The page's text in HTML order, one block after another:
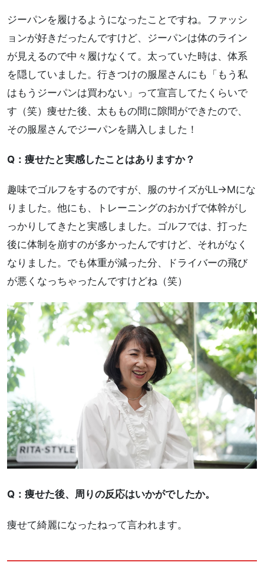
ジーパンを履けるようになったことですね。ファッシ
ョンが好きだったんですけど、ジーパンは体のライン
が見えるので中々履けなくて。太っていた時は、体系
を隠していました。行きつけの服屋さんにも「もう私
はもうジーパンは買わない」って宣言してたくらいで
す（笑）痩せた後、太ももの間に隙間ができたので、
その服屋さんでジーパンを購入しました！
Q：痩せたと実感したことはありますか？
趣味でゴルフをするのですが、服のサイズがLL→Mにな
りました。他にも、トレーニングのおかげで体幹がし
っかりしてきたと実感しました。ゴルフでは、打った
後に体制を崩すのが多かったんですけど、それがなく
なりました。でも体重が減った分、ドライバーの飛び
が悪くなっちゃったんですけどね（笑）
Q：痩せた後、周りの反応はいかがでしたか。
痩せて綺麗になったねって言われます。